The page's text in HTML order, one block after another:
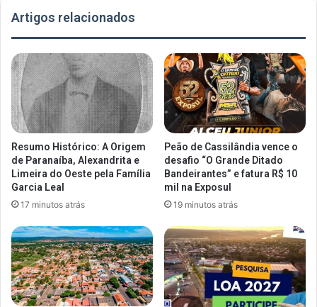
Artigos relacionados
Resumo Histórico: A Origem
de Paranaíba, Alexandrita e
Limeira do Oeste pela Família
Garcia Leal
17 minutos atrás
Peão de Cassilândia vence o
desafio “O Grande Ditado
Bandeirantes” e fatura R$ 10
mil na Exposul
19 minutos atrás